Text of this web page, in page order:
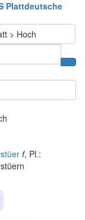
Plattdeutsche
> Hoch
f, Pl.: